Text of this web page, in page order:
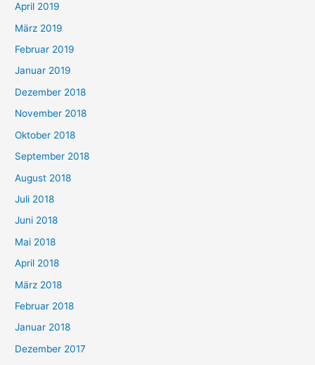
April 2019
März 2019
Februar 2019
Januar 2019
Dezember 2018
November 2018
Oktober 2018
September 2018
August 2018
Juli 2018
Juni 2018
Mai 2018
April 2018
März 2018
Februar 2018
Januar 2018
Dezember 2017